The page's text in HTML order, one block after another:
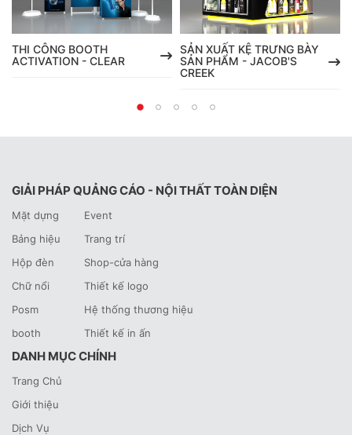
THI CÔNG BOOTH
ACTIVATION - CLEAR
SẢN XUẤT KỆ TRƯNG BÀY
SẢN PHẨM - JACOB'S
CREEK
GIẢI PHÁP QUẢNG CÁO - NỘI THẤT TOÀN DIỆN
Mặt dựng
Bảng hiệu
Hộp đèn
Chữ nổi
Posm
booth
Event
Trang trí
Shop-cửa hàng
Thiết kế logo
Hệ thống thương hiệu
Thiết kế in ấn
DANH MỤC CHÍNH
Trang Chủ
Giới thiệu
Dịch Vụ